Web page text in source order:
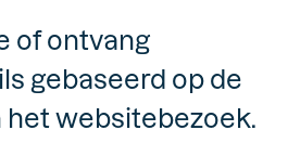
of ontvang
gebaseerd op de
websitebezoek.